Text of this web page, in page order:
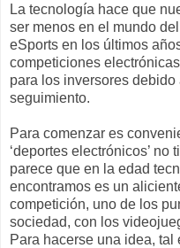
La tecnología hace que
ser menos en el mundo
eSports en los últimos
competiciones
para los inversores
seguimiento.
Para comenzar es
‘deportes electrónicos’
parece que en la edad
encontramos es un
competición, uno de los
sociedad, con los
Para hacerse una idea,